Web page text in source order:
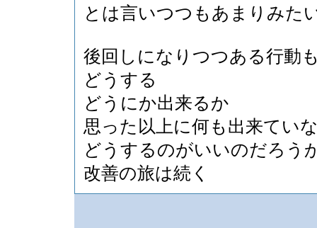
とは言いつつもあまりみた
後回しになりつつある行動
どうする
どうにか出来るか
思った以上に何も出来てい
どうするのがいいのだろう
改善の旅は続く